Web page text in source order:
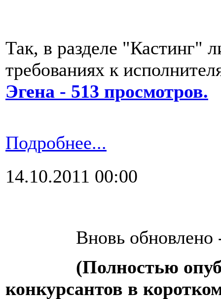
Так, в разделе "Кастинг"
требованиях к
Эгена - 513 просмотров.
Подробнее...
14.10.2011 00:00
Вновь обновлено
(Полностью
конкурсантов в